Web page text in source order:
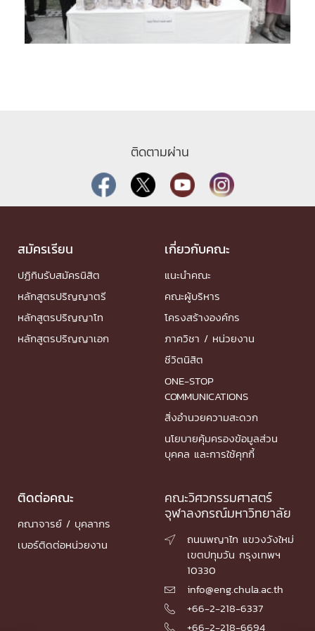
ติดตามผ่าน
สมัครเรียน
ปฏิทินรับสมัครนิสิต
หลักสูตรปริญญาตรี
หลักสูตรปริญญาโท
หลักสูตรปริญญาเอก
เกี่ยวกับคณะ
แนะนำคณะ
คณะผู้บริหาร
โครงสร้างองค์กร
ภาควิชา / หน่วยงาน
ชีวิตนิสิต
ONE-STOP
COMMUNICATIONS
สิ่งอำนวยความสะดวก
นโยบายคุ้มครองข้อมูลส่วน
บุคคล และการใช้คุกกี้
ติดต่อคณะ
คณาจารย์ / บุคลากร
เบอร์ติดต่อหน่วยงาน
คณะวิศวกรรมศาสตร์
จุฬาลงกรณ์มหาวิทยาลัย

ถนนพญาไท แขวงวังใหม่
เขตปทุมวัน กรุงเทพฯ
10330
 info@eng.chula.ac.th
 +66-2-218-6337
 +66-2-218-6694